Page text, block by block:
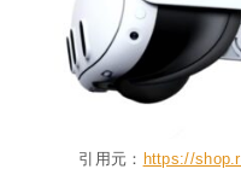
引用元： https://